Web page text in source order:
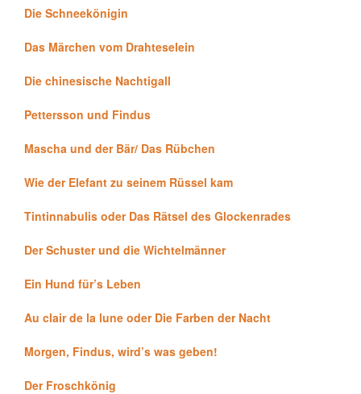
Die Schneekönigin
Das Märchen vom Drahteselein
Die chinesische Nachtigall
Pettersson und Findus
Mascha und der Bär/ Das Rübchen
Wie der Elefant zu seinem Rüssel kam
Tintinnabulis oder Das Rätsel des Glockenrades
Der Schuster und die Wichtelmänner
Ein Hund für’s Leben
Au clair de la lune oder Die Farben der Nacht
Morgen, Findus, wird’s was geben!
Der Froschkönig